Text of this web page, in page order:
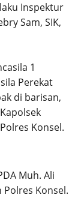
Inspektur
Sam, SIK,
1
Perekat
di barisan,
Konsel.
Muh. Ali
Konsel.